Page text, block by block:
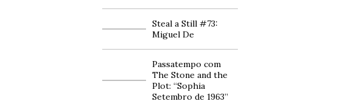
Steal a Still #73:
Miguel De
Passatempo com
The Stone and the
Plot: “Sophia
Setembro de 1963”